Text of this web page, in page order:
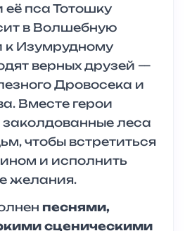
пса Тотошку
в Волшебную
к Изумрудному
верных друзей —
Дровосека и
Вместе герои
заколдованные леса
чтобы встретиться
и исполнить
желания.
песнями,
сценическими